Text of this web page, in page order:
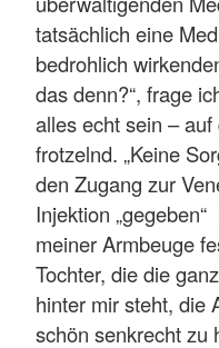
tatsächlich eine
bedrohlich
das denn?“, frage
alles echt sein –
frotzelnd. „Keine
den Zugang zur
Injektion
meiner Armbeuge
Tochter, die die
hinter mir steht, die
schön senkrecht zu